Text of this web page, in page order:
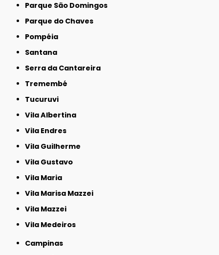
Parque São Domingos
Parque do Chaves
Pompéia
Santana
Serra da Cantareira
Tremembé
Tucuruvi
Vila Albertina
Vila Endres
Vila Guilherme
Vila Gustavo
Vila Maria
Vila Marisa Mazzei
Vila Mazzei
Vila Medeiros
Campinas